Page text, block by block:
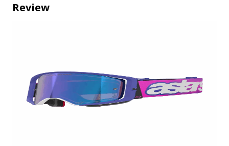
Review